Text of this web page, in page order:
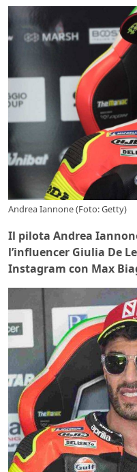
Andrea Iannone (Foto: Getty)
Il pilota Andrea
l’influencer Giulia De
Instagram con Max